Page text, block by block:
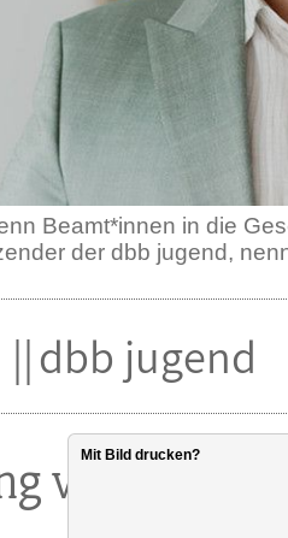
Beamt*innen in die
der dbb jugend,
von
dbb jugend
Mit Bild drucken?